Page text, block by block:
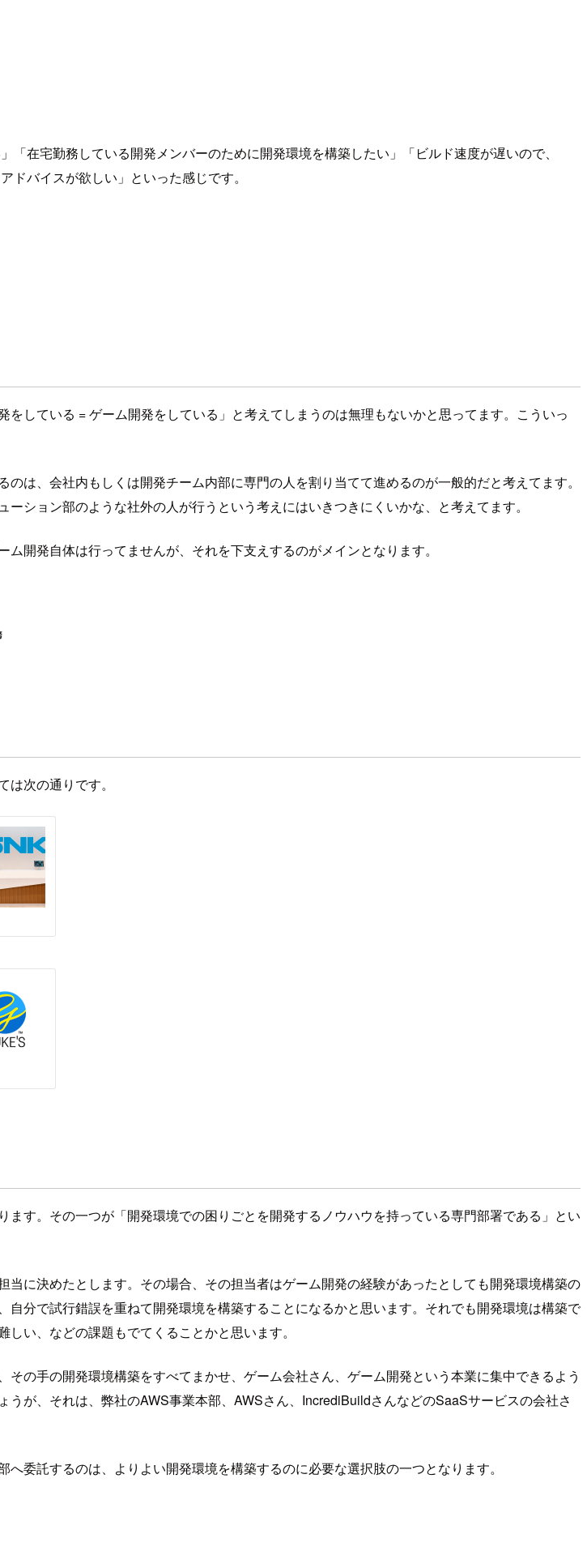
在宅勤務している開発メンバーのために開発環境を構築したい」「ビルド速度が遅いので、
バイスが欲しい」といった感じです。
している = ゲーム開発をしている」と考えてしまうのは無理もないかと思ってます。こういっ
は、会社内もしくは開発チーム内部に専門の人を割り当てて進めるのが一般的だと考えてます。
ション部のような社外の人が行うという考えにはいきつきにくいかな、と考えてます。
開発自体は行ってませんが、それを下支えするのがメインとなります。
次の通りです。
す。その一つが「開発環境での困りごとを開発するノウハウを持っている専門部署である」とい
に決めたとします。その場合、その担当者はゲーム開発の経験があったとしても開発環境構築の
分で試行錯誤を重ねて開発環境を構築することになるかと思います。それでも開発環境は構築で
い、などの課題もでてくることかと思います。
の手の開発環境構築をすべてまかせ、ゲーム会社さん、ゲーム開発という本業に集中できるよう
が、それは、弊社のAWS事業本部、AWSさん、IncrediBuildさんなどのSaaSサービスの会社さ
委託するのは、よりよい開発環境を構築するのに必要な選択肢の一つとなります。